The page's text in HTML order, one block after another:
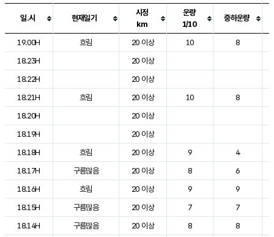
도시별 기상실황표로 지점, 날씨, 기온, 강수, 바람, 기압등을 안내한 표입
일.시 현재일기
시정
km
운량
1/10
중하운량
19.00H 흐림 20 이상 10
8
18.23H
20 이상
18.22H
20 이상
18.21H
흐림 20 이상 10
8
18.20H
20 이상
18.19H
20 이상
18.18H
흐림 20 이상 9
4
18.17H
구름많음 20 이상 8
6
18.16H
흐림 20 이상 9
9
18.15H
구름많음 20 이상 7
7
18.14H
구름많음 20 이상 8
8